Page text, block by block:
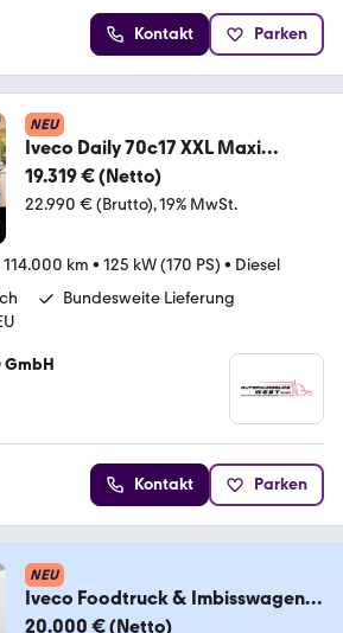
Kontakt Parken
NEU
Iveco Daily 70c17 XXL Maxi
Pritsche 5.200mm*Kran 1T*
19.319 € (Netto)
22.990 € (Brutto) 19% MwSt.
114.000 km • 125 kW (170 PS) • Diesel
Bundesweite Lieferung
GmbH
Kontakt Parken
NEU
Iveco Foodtruck & Imbisswagen &
Verkaufswagen
20.000 € (Netto)